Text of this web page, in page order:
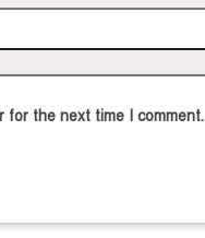
for the next time I comment.